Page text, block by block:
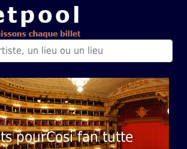
pourCosi fan tutte